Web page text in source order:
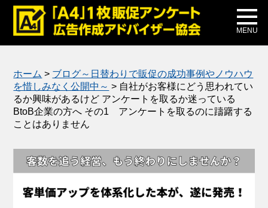
MENU
メディア掲載
公式ブログ
ホーム > ブログ～日替わりで販促の成功事例やノウハウ
を惜しみなく公開中～ > 自社がお客様にどう思われてい
るか興味があるけど アンケートを取るか迷っている
BtoB企業の方へ その1 アンケートを取るのに躊躇する
ことはありません